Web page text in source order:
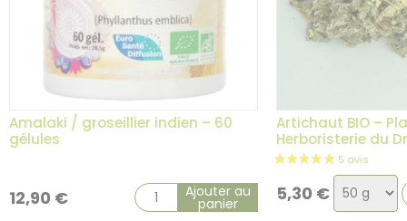
Amalaki / groseillier indien – 60
gélules
12,90 € Ajouter au
panier
Artichaut BIO –
Herboristerie du
5,30 € Choix
de